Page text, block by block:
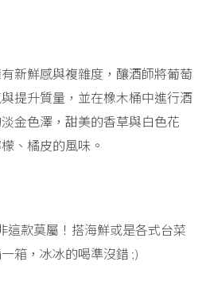
新鮮感與複雜度，釀酒師將葡萄
提升質量，並在橡木桶中進行酒
金色澤，甜美的香草與白色花
、橘皮的風味。
這款莫屬！搭海鮮或是各式台菜
箱，冰冰的喝準沒錯 ;)